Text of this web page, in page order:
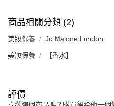
４．使用「AFTEE先享後付」時，將
時審查核予不同之上限額度；若仍有
請求用戶進行身份認證。
恩沛科技股份有限公司將有權停止該用
商品相關分類 (2)
美妝保養 Jo Malone London
美妝保養 【香水】
評價